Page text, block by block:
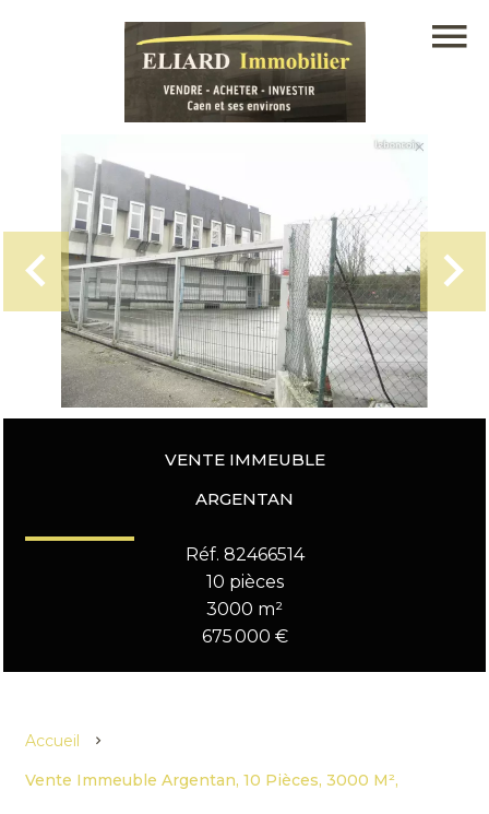
VENTE IMMEUBLE
ARGENTAN
Réf. 82466514
10 pièces
3000 m²
675 000 €
Accueil
Vente Immeuble Argentan, 10 Pièces, 3000 M²,